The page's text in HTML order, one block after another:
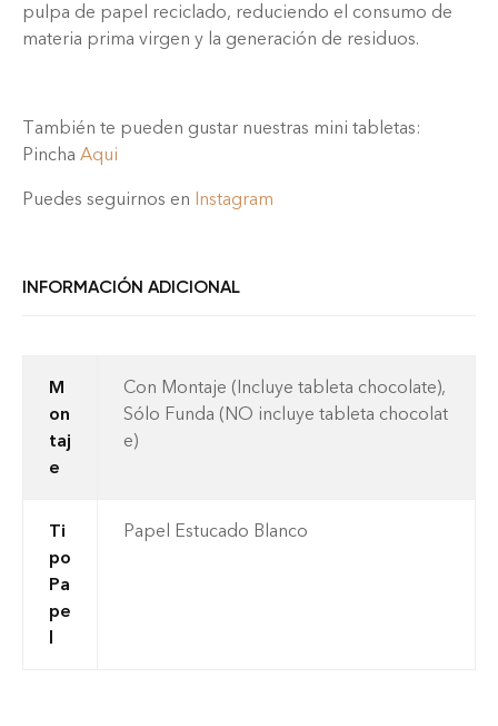
pulpa de papel reciclado, reduciendo el consumo de
materia prima virgen y la generación de residuos.
También te pueden gustar nuestras mini tabletas:
Pincha Aqui
Puedes seguirnos en Instagram
INFORMACIÓN ADICIONAL
M
on
taj
e
Con Montaje (Incluye tableta chocolate),
Sólo Funda (NO incluye tableta chocolat
e)
Ti
po
Pa
pe
Papel Estucado Blanco